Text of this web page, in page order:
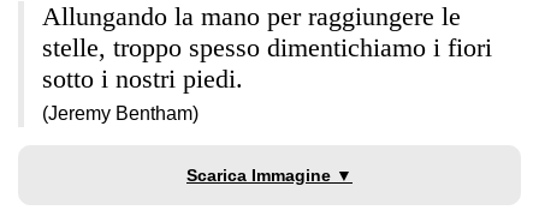
Allungando la mano per raggiungere le
stelle, troppo spesso dimentichiamo i fiori
sotto i nostri piedi.
(Jeremy Bentham)
Scarica Immagine ▼